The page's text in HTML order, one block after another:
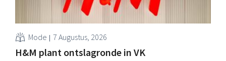
Mode 7 Augustus, 2026
H&M plant ontslagronde in VK